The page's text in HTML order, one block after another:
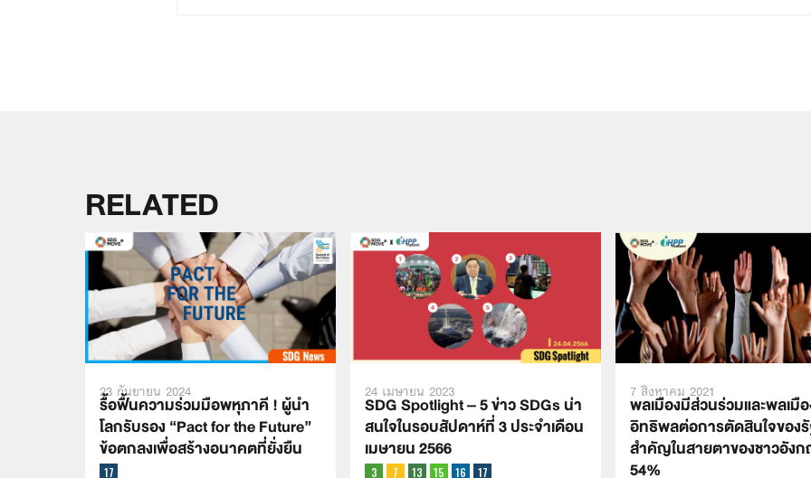
RELATED
23 กันยายน 2024
รื้อฟื้นความร่วมมือพหุภาคี ! ผู้นำ
โลกรับรอง “Pact for the Future”
ข้อตกลงเพื่อสร้างอนาคตที่ยั่งยืน
24 เมษายน 2023
SDG Spotlight – 5 ข่าว SDGs น่า
สนใจในรอบสัปดาห์ที่ 3 ประจำเดือน
เมษายน 2566
7 สิงหาคม 2021
พลเมืองมีส่วนร่วมและพลเมือ
อิทธิพลต่อการตัดสินใจของรั
สำคัญในสายตาของชาวอัง
54%